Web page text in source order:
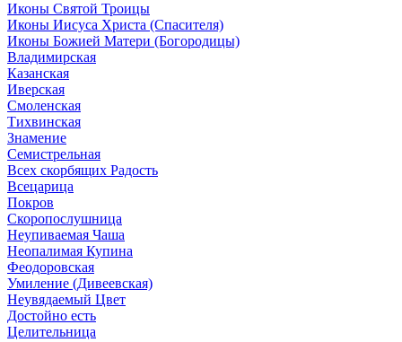
Иконы Святой Троицы
Иконы Иисуса Христа (Спасителя)
Иконы Божией Матери (Богородицы)
Владимирская
Казанская
Иверская
Смоленская
Тихвинская
Знамение
Семистрельная
Всех скорбящих Радость
Всецарица
Покров
Скоропослушница
Неупиваемая Чаша
Неопалимая Купина
Феодоровская
Умиление (Дивеевская)
Неувядаемый Цвет
Достойно есть
Целительница